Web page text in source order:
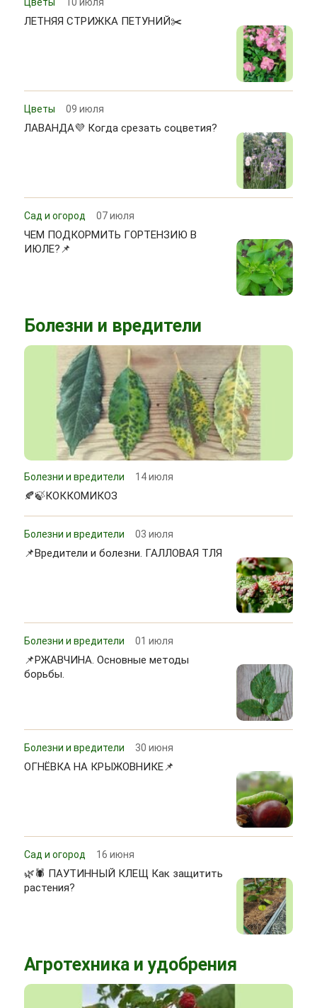
ЛЕТНЯЯ СТРИЖКА ПЕТУНИЙ✂️
Цветы 09 июля
ЛАВАНДА💜 Когда срезать соцветия?
Сад и огород 07 июля
ЧЕМ ПОДКОРМИТЬ ГОРТЕНЗИЮ В
ИЮЛЕ?📌
Болезни и вредители
Болезни и вредители 14 июля
🍂🍃КОККОМИКОЗ
Болезни и вредители 03 июля
📌Вредители и болезни. ГАЛЛОВАЯ ТЛЯ
Болезни и вредители 01 июля
📌РЖАВЧИНА. Основные методы
борьбы.
Болезни и вредители 30 июня
ОГНЁВКА НА КРЫЖОВНИКЕ📌
Сад и огород 16 июня
🌿🕷 ПАУТИННЫЙ КЛЕЩ Как защитить
растения?
Агротехника и удобрения